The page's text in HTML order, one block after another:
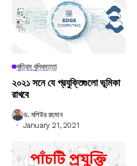
কৃত্রিম বুদ্ধিমত্তা
২০২১ সনে যে প্রযুক্তিগুলো ভূমিকা
রাখবে
ড. মশিউর রহমান
January 21, 2021